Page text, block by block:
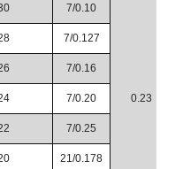
7/0.10
0.23
7/0.127
7/0.16
7/0.20
7/0.25
21/0.178